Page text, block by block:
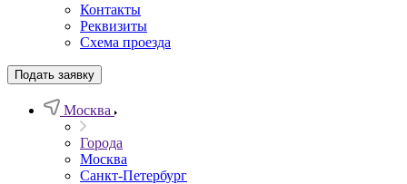
Контакты
Реквизиты
Схема проезда
Подать заявку
Москва
Города
Москва
Санкт-Петербург